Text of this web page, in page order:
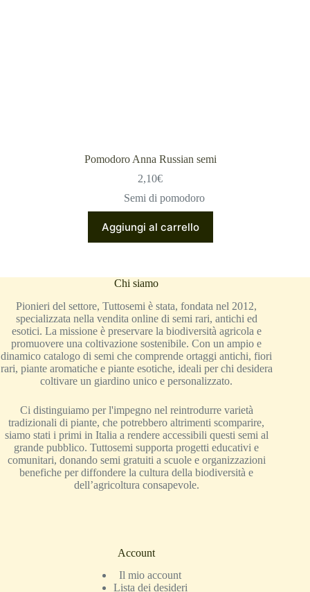
Pomodoro Anna Russian semi
2,10€
Semi di pomodoro
Aggiungi al carrello
Chi siamo
Pionieri del settore, Tuttosemi è stata, fondata nel 2012,
specializzata nella vendita online di semi rari, antichi ed
esotici. La missione è preservare la biodiversità agricola e
promuovere una coltivazione sostenibile. Con un ampio e
dinamico catalogo di semi che comprende ortaggi antichi, fiori
rari, piante aromatiche e piante esotiche, ideali per chi desidera
coltivare un giardino unico e personalizzato.
Ci distinguiamo per l'impegno nel reintrodurre varietà
tradizionali di piante, che potrebbero altrimenti scomparire,
siamo stati i primi in Italia a rendere accessibili questi semi al
grande pubblico. Tuttosemi supporta progetti educativi e
comunitari, donando semi gratuiti a scuole e organizzazioni
benefiche per diffondere la cultura della biodiversità e
dell’agricoltura consapevole.
Account
Il mio account
Lista dei desideri